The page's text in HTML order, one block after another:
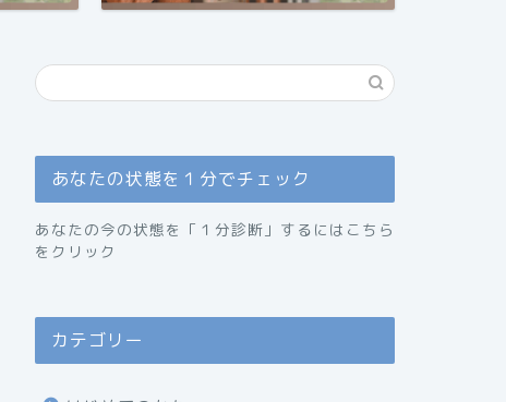
あなたの状態を１分でチェック
あなたの今の状態を「１分診断」するにはこちら
をクリック
カテゴリー